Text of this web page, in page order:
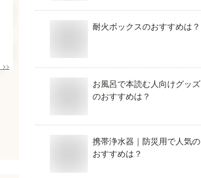
>>
耐火ボックスのおすすめは？
お風呂で本読む人向けグッズ
のおすすめは？
携帯浄水器｜防災用で人気の
おすすめは？